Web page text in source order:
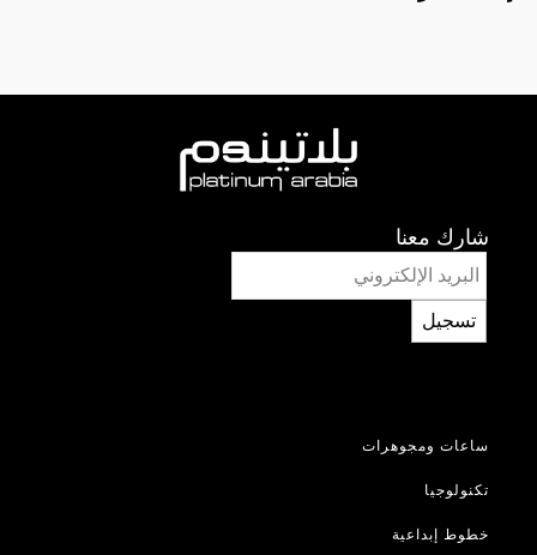
شارك معنا
تسجيل
ساعات ومجوهرات
تكنولوجيا
خطوط إبداعية